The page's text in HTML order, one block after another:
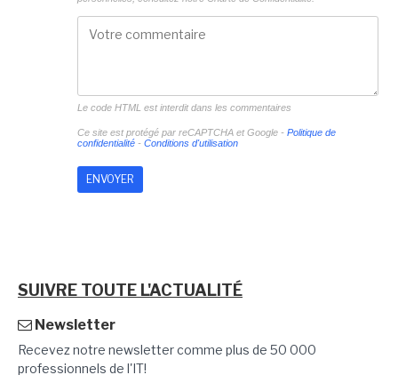
Le code HTML est interdit dans les commentaires
Ce site est protégé par reCAPTCHA et Google - Politique de
confidentialité- Conditions d'utilisation
SUIVRE TOUTE L'ACTUALITÉ
Newsletter
Recevez notre newsletter comme plus de 50 000
professionnels de l'IT!